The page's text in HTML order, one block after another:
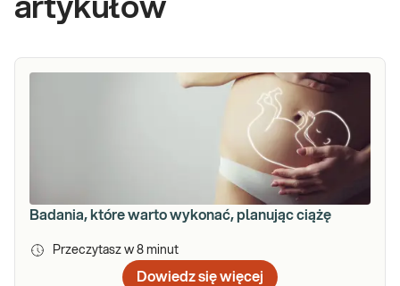
artykułów
Badania, które warto wykonać, planując ciążę
Przeczytasz w 8 minut
Dowiedz się więcej